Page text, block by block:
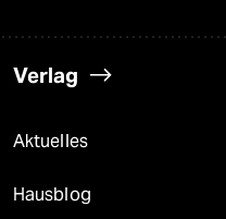
Verlag
Aktuelles
Hausblog